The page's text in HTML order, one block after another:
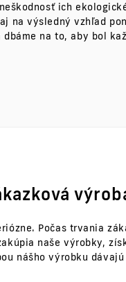
ich
na výsledný vzhľad
na to, aby bol
Počas trvania
naše výrobky,
nášho výrobku